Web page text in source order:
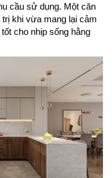
cầu sử dụng. Một căn
khi vừa mang lại cảm
cho nhịp sống hằng